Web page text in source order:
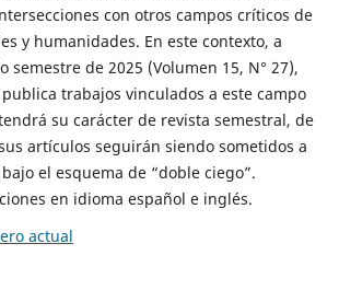
con otros campos críticos de
y humanidades. En este contexto, a
semestre de 2025 (Volumen 15, N° 27),
trabajos vinculados a este campo
su carácter de revista semestral, de
artículos seguirán siendo sometidos a
el esquema de “doble ciego”.
en idioma español e inglés.
actual